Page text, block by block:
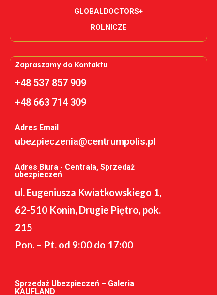
GLOBALDOCTORS+
ROLNICZE
Zapraszamy do Kontaktu
+48 537 857 909
+48 663 714 309
Adres Email
ubezpieczenia@centrumpolis.pl
Adres Biura - Centrala, Sprzedaż
ubezpieczeń
ul. Eugeniusza Kwiatkowskiego 1,
62-510 Konin, Drugie Piętro, pok.
215
Pon. – Pt. od 9:00 do 17:00
Sprzedaż Ubezpieczeń – Galeria
KAUFLAND